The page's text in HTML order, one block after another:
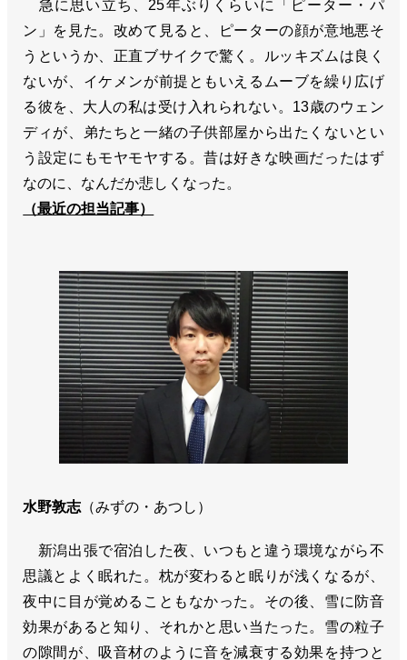
急に思い立ち、25年ぶりくらいに「ピーター・パ
ン」を見た。改めて見ると、ピーターの顔が意地悪そ
うというか、正直ブサイクで驚く。ルッキズムは良く
ないが、イケメンが前提ともいえるムーブを繰り広げ
る彼を、大人の私は受け入れられない。13歳のウェン
ディが、弟たちと一緒の子供部屋から出たくないとい
う設定にもモヤモヤする。昔は好きな映画だったはず
なのに、なんだか悲しくなった。
（最近の担当記事）
水野敦志 （みずの・あつし）
新潟出張で宿泊した夜、いつもと違う環境ながら不
思議とよく眠れた。枕が変わると眠りが浅くなるが、
夜中に目が覚めることもなかった。その後、雪に防音
効果があると知り、それかと思い当たった。雪の粒子
の隙間が、吸音材のように音を減衰する効果を持つと